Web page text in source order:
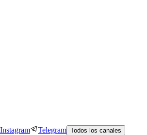
Instagram Telegram Todos los canales